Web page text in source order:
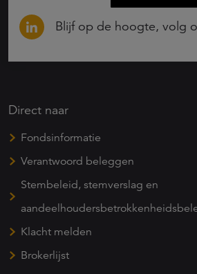
Blijf op de hoogte, volg
Direct naar
Fondsinformatie
Verantwoord beleggen
Stembeleid, stemverslag en
Klacht melden
Brokerlijst